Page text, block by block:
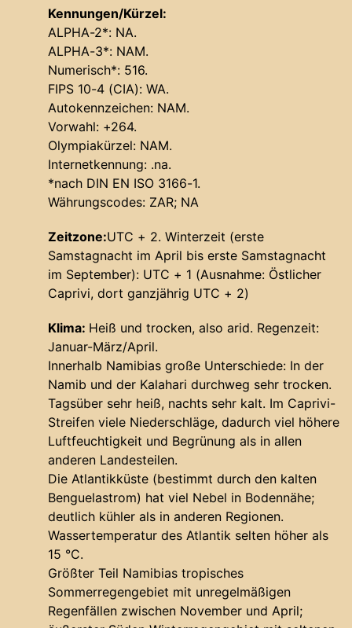
Kennungen/Kürzel:
ALPHA-2*: NA.
ALPHA-3*: NAM.
Numerisch*: 516.
FIPS 10-4 (CIA): WA.
Autokennzeichen: NAM.
Vorwahl: +264.
Olympiakürzel: NAM.
Internetkennung: .na.
*nach DIN EN ISO 3166-1.
Währungscodes: ZAR; NA
Zeitzone:UTC + 2. Winterzeit (erste
Samstagnacht im April bis erste Samstagnacht
im September): UTC + 1 (Ausnahme: Östlicher
Caprivi, dort ganzjährig UTC + 2)
Klima: Heiß und trocken, also arid. Regenzeit:
Januar-März/April.
Innerhalb Namibias große Unterschiede: In der
Namib und der Kalahari durchweg sehr trocken.
Tagsüber sehr heiß, nachts sehr kalt. Im Caprivi-
Streifen viele Niederschläge, dadurch viel höhere
Luftfeuchtigkeit und Begrünung als in allen
anderen Landesteilen.
Die Atlantikküste (bestimmt durch den kalten
Benguelastrom) hat viel Nebel in Bodennähe;
deutlich kühler als in anderen Regionen.
Wassertemperatur des Atlantik selten höher als
15 °C.
Größter Teil Namibias tropisches
Sommerregengebiet mit unregelmäßigen
Regenfällen zwischen November und April;